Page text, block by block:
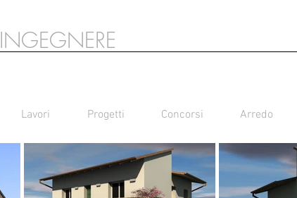
INGEGNERE
Lavori Progetti Concorsi Arredo